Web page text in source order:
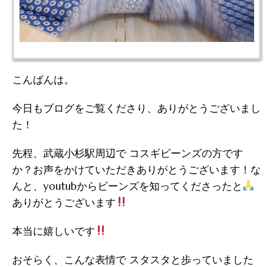
こんばんは。
今日もブログをご覧くださり、ありがとうございまし
た！
先程、武蔵小杉駅周辺で コスギビーンズの方です
か？お声をかけていただきありがとうございます！な
んと、youtubからビーンズを知ってくださったと
ありがとうございます
本当に嬉しいです
おそらく、こんな表情で スタスタと歩っていました